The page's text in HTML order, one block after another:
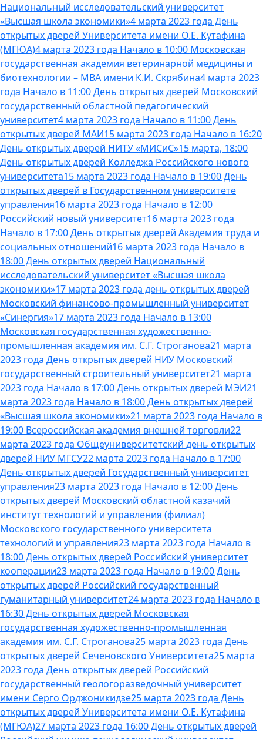
Национальный исследовательский университет
«Высшая школа экономики»4 марта 2023 года День
открытых дверей Университета имени О.Е. Кутафина
(МГЮА)4 марта 2023 года Начало в 10:00 Московская
государственная академия ветеринарной медицины и
биотехнологии – МВА имени К.И. Скрябина4 марта 2023
года Начало в 11:00 День открытых дверей Московский
государственный областной педагогический
университет4 марта 2023 года Начало в 11:00 День
открытых дверей МАИ15 марта 2023 года Начало в 16:20
День открытых дверей НИТУ «МИСиС»15 марта, 18:00
День открытых дверей Колледжа Российского нового
университета15 марта 2023 года Начало в 19:00 День
открытых дверей в Государственном университете
управления16 марта 2023 года Начало в 12:00
Российский новый университет16 марта 2023 года
Начало в 17:00 День открытых дверей Академия труда и
социальных отношений16 марта 2023 года Начало в
18:00 День открытых дверей Национальный
исследовательский университет «Высшая школа
экономики»17 марта 2023 года день открытых дверей
Московский финансово-промышленный университет
«Синергия»17 марта 2023 года Начало в 13:00
Московская государственная художественно-
промышленная академия им. С.Г. Строганова21 марта
2023 года День открытых дверей НИУ Московский
государственный строительный университет21 марта
2023 года Начало в 17:00 День открытых дверей МЭИ21
марта 2023 года Начало в 18:00 День открытых дверей
«Высшая школа экономики»21 марта 2023 года Начало в
19:00 Всероссийская академия внешней торговли22
марта 2023 года Общеуниверситетский день открытых
дверей НИУ МГСУ22 марта 2023 года Начало в 17:00
День открытых дверей Государственный университет
управления23 марта 2023 года Начало в 12:00 День
открытых дверей Московский областной казачий
институт технологий и управления (филиал)
Московского государственного университета
технологий и управления23 марта 2023 года Начало в
18:00 День открытых дверей Российский университет
кооперации23 марта 2023 года Начало в 19:00 День
открытых дверей Российский государственный
гуманитарный университет24 марта 2023 года Начало в
16:30 День открытых дверей Московская
государственная художественно-промышленная
академия им. С.Г. Строганова25 марта 2023 года День
открытых дверей Сеченовского Университета25 марта
2023 года День открытых дверей Российский
государственный геологоразведочный университет
имени Серго Орджоникидзе25 марта 2023 года День
открытых дверей Университета имени О.Е. Кутафина
(МГЮА)27 марта 2023 года 16:00 День открытых дверей